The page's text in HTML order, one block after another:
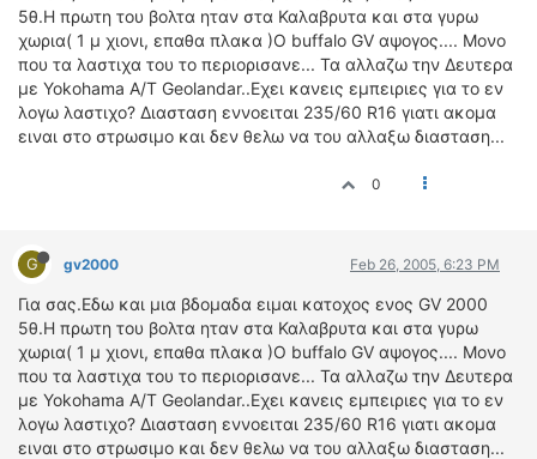
5θ.Η πρωτη του βολτα ηταν στα Καλαβρυτα και στα γυρω
χωρια( 1 μ χιονι, επαθα πλακα )Ο buffalo GV αψογος.... Μονο
που τα λαστιχα του το περιορισανε... Τα αλλαζω την Δευτερα
με Yokohama A/T Geolandar..Εχει κανεις εμπειριες για το εν
λογω λαστιχο? Διασταση εννοειται 235/60 R16 γιατι ακομα
ειναι στο στρωσιμο και δεν θελω να του αλλαξω διασταση...
0
G gv2000 Feb 26, 2005, 6:23 PM
Για σας.Εδω και μια βδομαδα ειμαι κατοχος ενος GV 2000
5θ.Η πρωτη του βολτα ηταν στα Καλαβρυτα και στα γυρω
χωρια( 1 μ χιονι, επαθα πλακα )Ο buffalo GV αψογος.... Μονο
που τα λαστιχα του το περιορισανε... Τα αλλαζω την Δευτερα
με Yokohama A/T Geolandar..Εχει κανεις εμπειριες για το εν
λογω λαστιχο? Διασταση εννοειται 235/60 R16 γιατι ακομα
ειναι στο στρωσιμο και δεν θελω να του αλλαξω διασταση...
ΟΔΟΙΠΟΡΙΚΑ
VIDEO
4TTV
ΝΕΑ ΜΟΝΤΕΛΑ
ΕΙΔΗΣΕΙΣ – ΠΑΡΟΥΣΙΑΣΕΙΣ
ΛΕΞΙΚΟ
ΠΕΡΙΒΑΛΛΟΝ
ΔΟΚΙΜΕΣ – ΠΑΡΟΥΣΙΑΣΕΙΣ
ΕΙΔΗΣΕΙΣ